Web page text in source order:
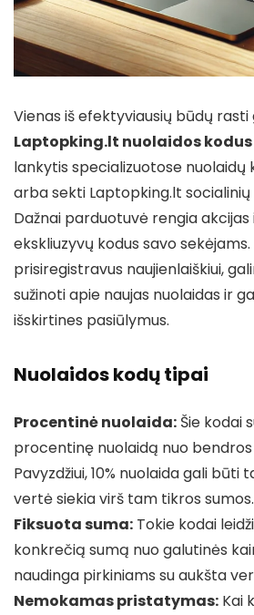
Vienas iš efektyviausių būdų rasti
Laptopking.lt nuolaidos kodus
lankytis specializuotose nuolaidų
arba sekti Laptopking.lt socialinių
Dažnai parduotuvė rengia akcijas
ekskliuzyvų kodus savo sekėjams.
prisiregistravus naujienlaiškiui,
sužinoti apie naujas nuolaidas ir
išskirtines pasiūlymus.
Nuolaidos kodų tipai
Procentinė nuolaida: Šie kodai
procentinę nuolaidą nuo bendros
Pavyzdžiui, 10% nuolaida gali būti
vertė siekia virš tam tikros sumos.
Fiksuota suma: Tokie kodai
konkrečią sumą nuo galutinės
naudinga pirkiniams su aukšta
Nemokamas pristatymas: Kai